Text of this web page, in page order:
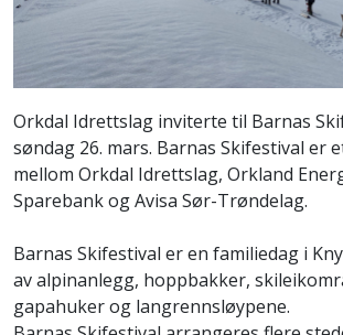
Orkdal Idrettslag inviterte til Barnas
søndag 26. mars. Barnas Skifestival er
mellom Orkdal Idrettslag, Orkland
Sparebank og Avisa Sør-Trøndelag.
Barnas Skifestival er en familiedag i
av alpinanlegg, hoppbakker,
gapahuker og langrennsløypene.